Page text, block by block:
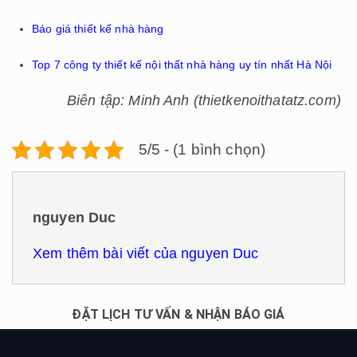
Báo giá thiết kế nhà hàng
Top 7 công ty thiết kế nội thất nhà hàng uy tín nhất Hà Nội
Biên tập: Minh Anh (thietkenoithatatz.com)
5/5 - (1 bình chọn)
nguyen Duc
Xem thêm bài viết của nguyen Duc
ĐẶT LỊCH TƯ VẤN & NHẬN BÁO GIÁ